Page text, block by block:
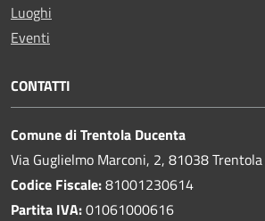
Luoghi
Eventi
CONTATTI
Comune di Trentola Ducenta
Via Guglielmo Marconi, 2, 81038 Trentola
Codice Fiscale:81001230614
Partita IVA:01061000616